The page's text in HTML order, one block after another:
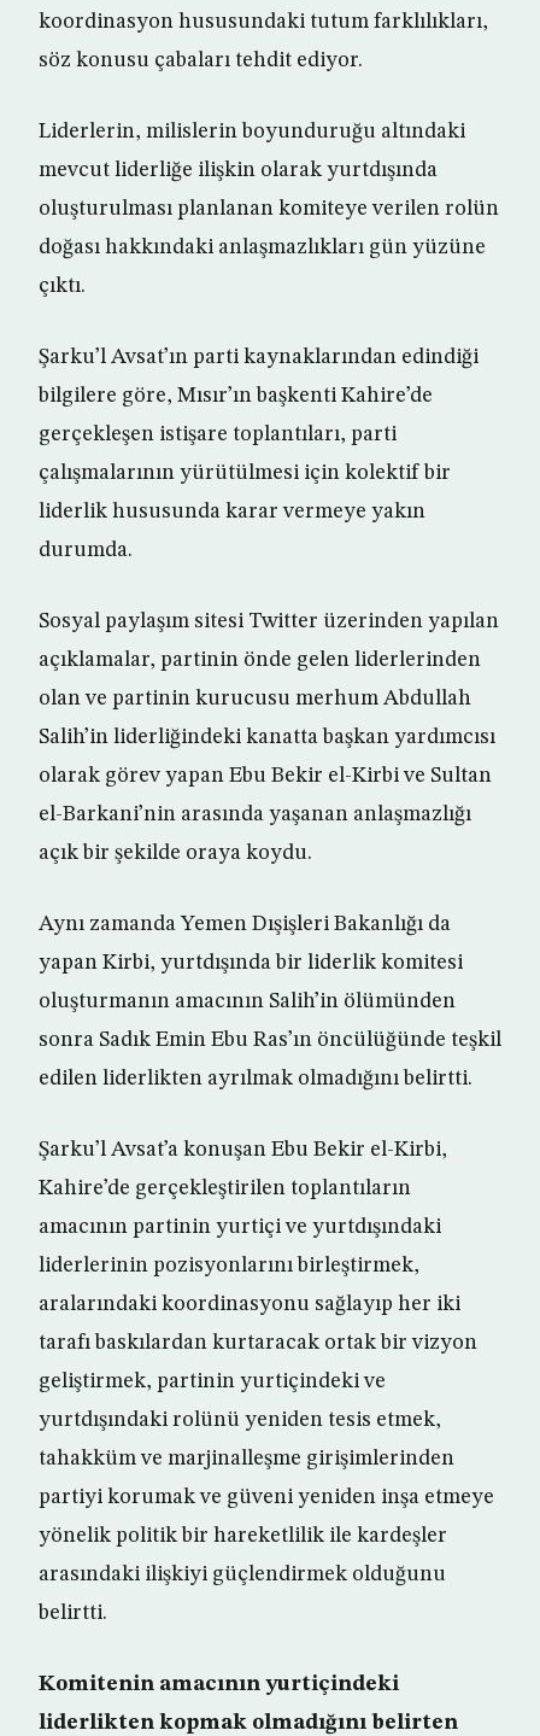
koordinasyon hususundaki tutum farklılıkları,
söz konusu çabaları tehdit ediyor.
Liderlerin, milislerin boyunduruğu altındaki
mevcut liderliğe ilişkin olarak yurtdışında
oluşturulması planlanan komiteye verilen rolün
doğası hakkındaki anlaşmazlıkları gün yüzüne
çıktı.
Şarku’l Avsat’ın parti kaynaklarından edindiği
bilgilere göre, Mısır’ın başkenti Kahire’de
gerçekleşen istişare toplantıları, parti
çalışmalarının yürütülmesi için kolektif bir
liderlik hususunda karar vermeye yakın
durumda.
Sosyal paylaşım sitesi Twitter üzerinden yapılan
açıklamalar, partinin önde gelen liderlerinden
olan ve partinin kurucusu merhum Abdullah
Salih’in liderliğindeki kanatta başkan yardımcısı
olarak görev yapan Ebu Bekir el-Kirbi ve Sultan
el-Barkani’nin arasında yaşanan anlaşmazlığı
açık bir şekilde oraya koydu.
Aynı zamanda Yemen Dışişleri Bakanlığı da
yapan Kirbi, yurtdışında bir liderlik komitesi
oluşturmanın amacının Salih’in ölümünden
sonra Sadık Emin Ebu Ras’ın öncülüğünde teşkil
edilen liderlikten ayrılmak olmadığını belirtti.
Şarku’l Avsat’a konuşan Ebu Bekir el-Kirbi,
Kahire’de gerçekleştirilen toplantıların
amacının partinin yurtiçi ve yurtdışındaki
liderlerinin pozisyonlarını birleştirmek,
aralarındaki koordinasyonu sağlayıp her iki
tarafı baskılardan kurtaracak ortak bir vizyon
geliştirmek, partinin yurtiçindeki ve
yurtdışındaki rolünü yeniden tesis etmek,
tahakküm ve marjinalleşme girişimlerinden
partiyi korumak ve güveni yeniden inşa etmeye
yönelik politik bir hareketlilik ile kardeşler
arasındaki ilişkiyi güçlendirmek olduğunu
belirtti.
Komitenin amacının yurtiçindeki
liderlikten kopmak olmadığını belirten